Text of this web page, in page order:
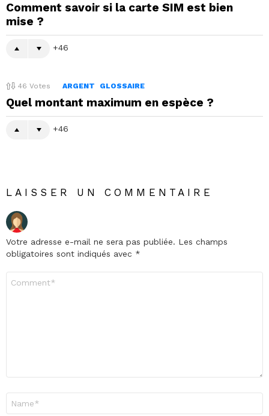
Comment savoir si la carte SIM est bien
mise ?
46
46 Votes ARGENT GLOSSAIRE
Quel montant maximum en espèce ?
46
LAISSER UN COMMENTAIRE
Votre adresse e-mail ne sera pas publiée. Les champs
obligatoires sont indiqués avec *